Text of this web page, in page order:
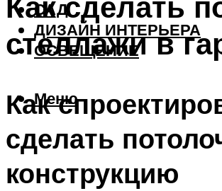
САД
ДИЗАЙН ИНТЕРЬЕРА
ОСВЕЩЕНИЕ
Меню
стеллажи в
Как
сделать
конструкцию